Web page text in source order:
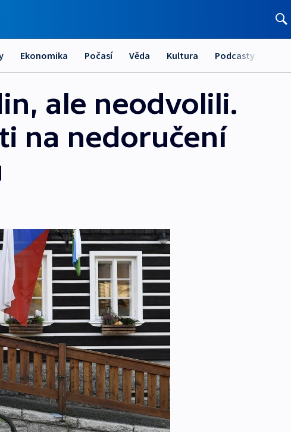
Ekonomika Počasí Věda Kultura Podcasty
ale neodvolili.
na nedoručení